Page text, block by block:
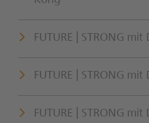
FUTURE | STRONG
FUTURE | STRONG
FUTURE | STRONG